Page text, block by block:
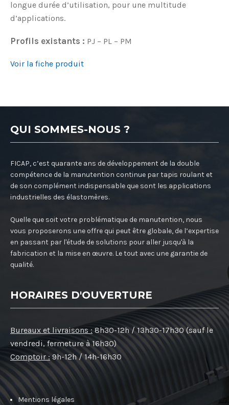
longue durée d’utilisation, pour une multitude
d’applications.
Profils existants : PJ – PL – PM
Voir la fiche produit
QUI SOMMES-NOUS ?
FICAP, c’est quarante ans de développement de la double
compétence de la manutention continue par tapis roulant et
de son complément indispensable que sont les applications
industrielles des élastomères.
Quelle que soit votre problématique de manutention, nous
vous proposerons une offre qui peut être globale, de l’expertise
en passant par l'étude de solutions pour aller jusqu'à la
fabrication et la mise en œuvre. Le tout avec une garantie de
qualité.
HORAIRES D'OUVERTURE
Bureaux et livraisons : 8h30-12h / 13h30-17h30 (sauf le
vendredi, fermeture à 16h30)
Comptoir : 9h-12h / 14h-16h30
Mentions légales